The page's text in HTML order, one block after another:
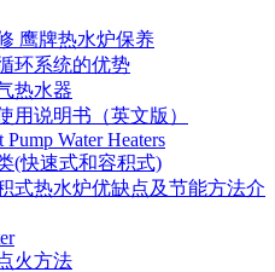
鹰牌热水炉保养
环系统的优势
热水器
用说明书（英文版）
Water Heaters
(快速式和容积式)
式热水炉优缺点及节能方法介
火方法